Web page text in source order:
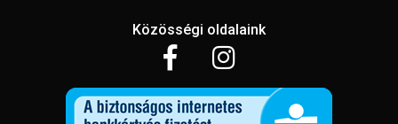
Közösségi oldalaink